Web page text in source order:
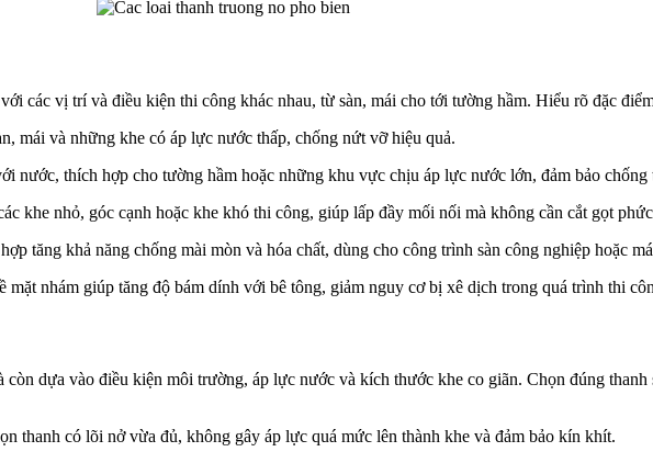
các vị trí và điều kiện thi công khác nhau, từ sàn, mái cho tới tường hầm. Hiểu rõ đặc
mái và những khe có áp lực nước thấp, chống nứt vỡ hiệu quả.
nước, thích hợp cho tường hầm hoặc những khu vực chịu áp lực nước lớn, đảm bảo chống
khe nhỏ, góc cạnh hoặc khe khó thi công, giúp lấp đầy mối nối mà không cần cắt gọt
tăng khả năng chống mài mòn và hóa chất, dùng cho công trình sàn công nghiệp hoặc
nhám giúp tăng độ bám dính với bê tông, giảm nguy cơ bị xê dịch trong quá trình thi
dựa vào điều kiện môi trường, áp lực nước và kích thước khe co giãn. Chọn đúng
thanh có lõi nở vừa đủ, không gây áp lực quá mức lên thành khe và đảm bảo kín khít.